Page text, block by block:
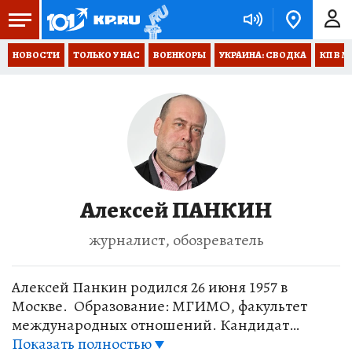
НОВОСТИ ТОЛЬКО У НАС ВОЕНКОРЫ УКРАИНА: СВОДКА КП В
Алексей ПАНКИН
журналист, обозреватель
Алексей Панкин родился 26 июня 1957 в
Москве. Образование: МГИМО, факультет
международных отношений. Кандидат
исторических наук. С 1979 по 1988 гг. работал в
Показать полностью